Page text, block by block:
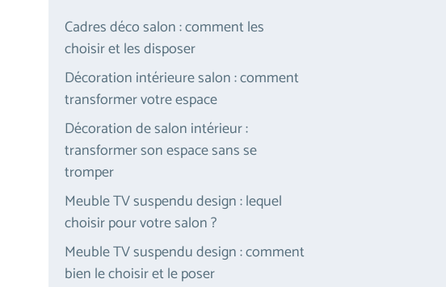
Cadres déco salon : comment les
choisir et les disposer
Décoration intérieure salon : comment
transformer votre espace
Décoration de salon intérieur :
transformer son espace sans se
tromper
Meuble TV suspendu design : lequel
choisir pour votre salon ?
Meuble TV suspendu design : comment
bien le choisir et le poser